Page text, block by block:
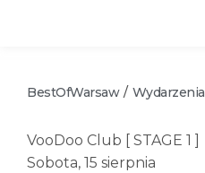
BestOfWarsaw / Wydarzenia
VooDoo Club [ STAGE 1 ]
Sobota, 15 sierpnia